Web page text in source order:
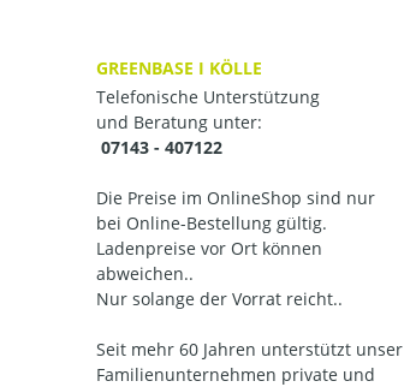
GREENBASE I KÖLLE
Telefonische Unterstützung
und Beratung unter:
07143 - 407122
Die Preise im OnlineShop sind nur
bei Online-Bestellung gültig.
Ladenpreise vor Ort können
abweichen..
Nur solange der Vorrat reicht..
Seit mehr 60 Jahren unterstützt unser
Familienunternehmen private und